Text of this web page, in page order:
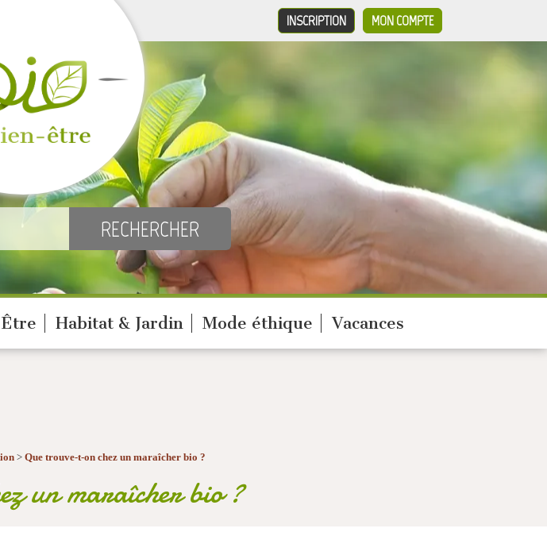
MON COMPTE
INSCRIPTION
Habitat & Jardin Mode éthique Vacances
> Que trouve-t-on chez un maraîcher bio ?
un maraîcher bio ?